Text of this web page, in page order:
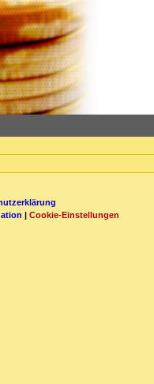
Cookie-Einstellungen